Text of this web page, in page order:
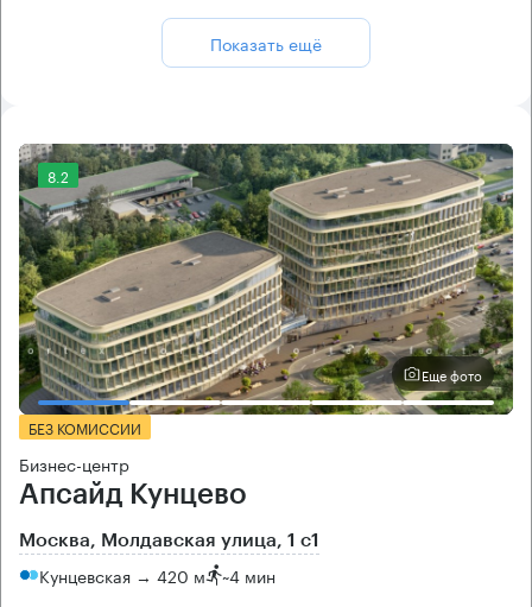
Показать ещё
8.2
Еще фото
БЕЗ КОМИССИИ
Бизнес-центр
Апсайд Кунцево
Москва, Молдавская улица, 1 с1
Кунцевская → 420 м ~4 мин